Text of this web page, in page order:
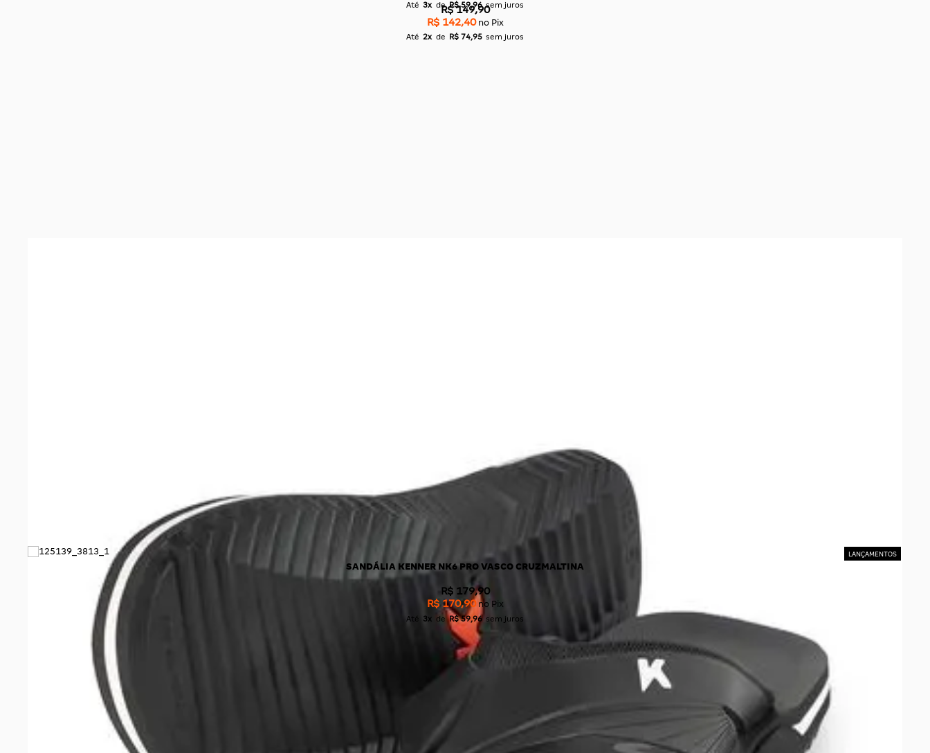
R$ 149,90
R$ 142,40no Pix
Até 2x de R$ 74,95 sem juros
Até 3x de R$ 59,96 sem juros
SANDÁLIA KENNER NK6 PRO VASCO CRUZMALTINA
R$ 179,90
R$ 170,90no Pix
Até 3x de R$ 59,96 sem juros